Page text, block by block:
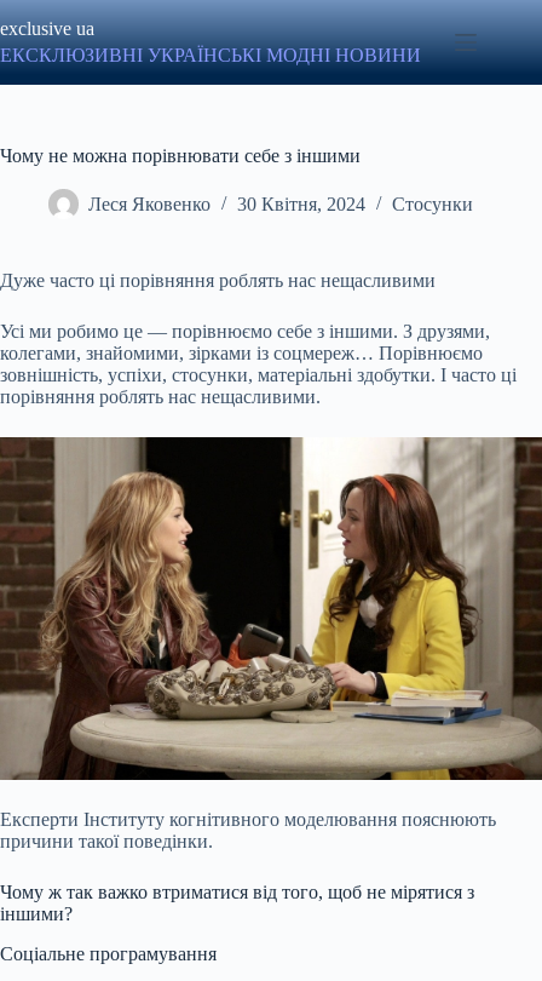
до
вмісту
exclusive ua
ЕКСКЛЮЗИВНІ УКРАЇНСЬКІ МОДНІ НОВИНИ
Чому не можна порівнювати себе з іншими
Леся Яковенко 30 Квітня, 2024 Стосунки
Дуже часто ці порівняння роблять нас нещасливими
Усі ми робимо це — порівнюємо себе з іншими. З друзями,
колегами, знайомими, зірками із соцмереж… Порівнюємо
зовнішність, успіхи, стосунки, матеріальні здобутки. І часто ці
порівняння роблять нас нещасливими.
Експерти Інституту когнітивного моделювання пояснюють
причини такої поведінки.
Чому ж так важко втриматися від того, щоб не мірятися з
іншими?
Соціальне програмування